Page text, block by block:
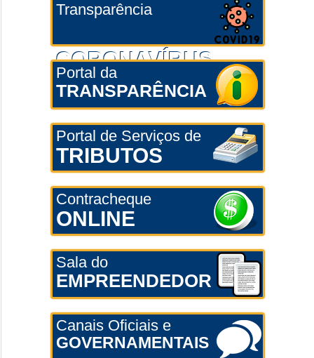
Transparência
CORONAVÍRUS
Portal da
TRANSPARÊNCIA
Portal de Serviços de
TRIBUTOS
Contracheque
ONLINE
Sala do
EMPREENDEDOR
Canais Oficiais e
GOVERNAMENTAIS